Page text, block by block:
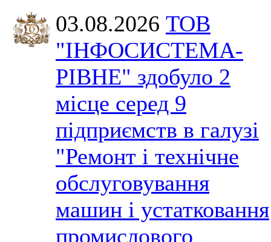
03.08.2026 ТОВ
"ІНФОСИСТЕМА-
РІВНЕ" здобуло 2
місце серед 9
підприємств в галузі
"Ремонт і технічне
обслуговування
машин і устатковання
промислового